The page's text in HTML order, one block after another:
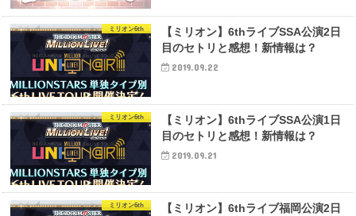
ミリオン6th
【ミリオン】6thライブSSA公演2日
目のセトリと感想！新情報は？
2019.09.22
ミリオン6th
【ミリオン】6thライブSSA公演1日
目のセトリと感想！新情報は？
2019.09.21
ミリオン6th
【ミリオン】6thライブ福岡公演2日